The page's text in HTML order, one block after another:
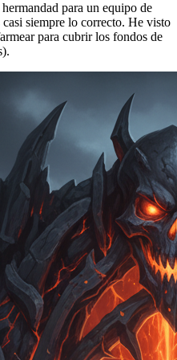
para un equipo de
siempre lo correcto. He visto
para cubrir los fondos de